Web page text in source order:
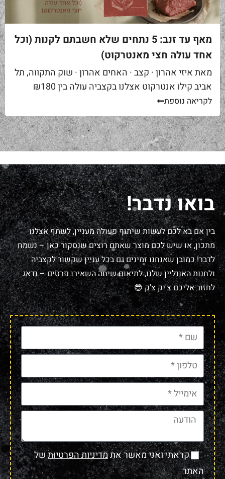
מאף עד זנב: 5 נתחים שלא חשבתם לקנות (וכל
אחד עולה חצי מאנטרקוט)
מאת איזי אהרון · קצב · האחים אהרון · שוק התקווה, תל
אביב קילו אנטרקוט אצלנו בקצביה עולה בין ₪180
ל-₪220. מחיר יפה – וגם מוצדק, כי זה...
לקריאה נוספת
בואו נדבר!
בין אם בא לכם לעשות שיתוף פעולה מעניין, לשתף אצלנו
מתכון, או שיש לכם מוצר שאתם רוצים שנסקור כאן – נשמח
לדבר! כמובן שאנחנו זמינים גם בכל עניין שקשור לקצביה
ולחנות האונליין שלנו, לתיאום שיחה השאירו פרטים – נדאג
לחזור אליכם צ'יק צ'ק 😎
קראתי ואני מאשר אתמדיניות הפרטיותשל
האתר